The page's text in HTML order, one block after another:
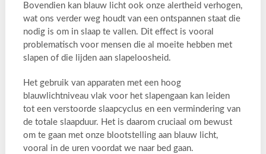
Bovendien kan blauw licht ook onze alertheid verhogen,
wat ons verder weg houdt van een ontspannen staat die
nodig is om in slaap te vallen. Dit effect is vooral
problematisch voor mensen die al moeite hebben met
slapen of die lijden aan slapeloosheid.
Het gebruik van apparaten met een hoog
blauwlichtniveau vlak voor het slapengaan kan leiden
tot een verstoorde slaapcyclus en een vermindering van
de totale slaapduur. Het is daarom cruciaal om bewust
om te gaan met onze blootstelling aan blauw licht,
vooral in de uren voordat we naar bed gaan.